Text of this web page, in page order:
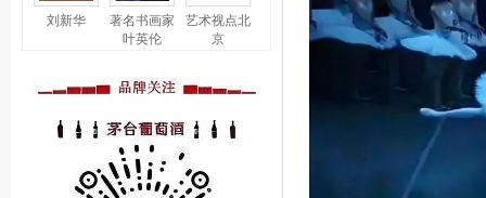
刘新华
著名书画家
叶英伦
艺术视点北
京